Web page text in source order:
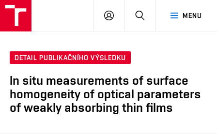
MENU
PŘIHLÁSIT
DETAIL PUBLIKAČNÍHO VÝSLEDKU
In situ measurements of surface
homogeneity of optical parameters
of weakly absorbing thin films